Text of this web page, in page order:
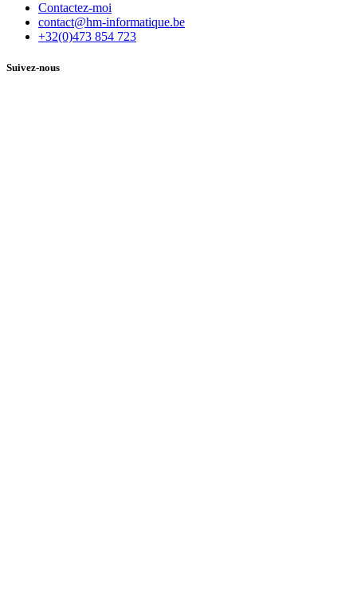
Contactez-moi
contact@hm-informatique.be
+32(0)473 854 723
Suivez-nous